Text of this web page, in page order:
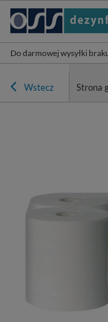
Do darmowej wysyłki
Wstecz Strona